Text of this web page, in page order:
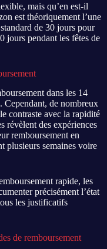
mais qu’en est-il
est théoriquement l’une
de 30 jours pour
jours pendant les fêtes de
dans les 14
Cependant, de nombreux
contraste avec la rapidité
révèlent des expériences
remboursement en
plusieurs semaines voire
rapide, les
précisément l’état
les justificatifs
de remboursement